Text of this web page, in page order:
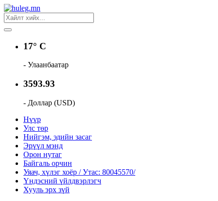
17° C
- Улаанбаатар
3593.93
- Доллар (USD)
Нүүр
Улс төр
Нийгэм, эдийн засаг
Эрүүл мэнд
Орон нутаг
Байгаль орчин
Уяач, хүлэг хоёр / Утас: 80045570/
Үндэсний үйлдвэрлэгч
Хууль эрх зүй